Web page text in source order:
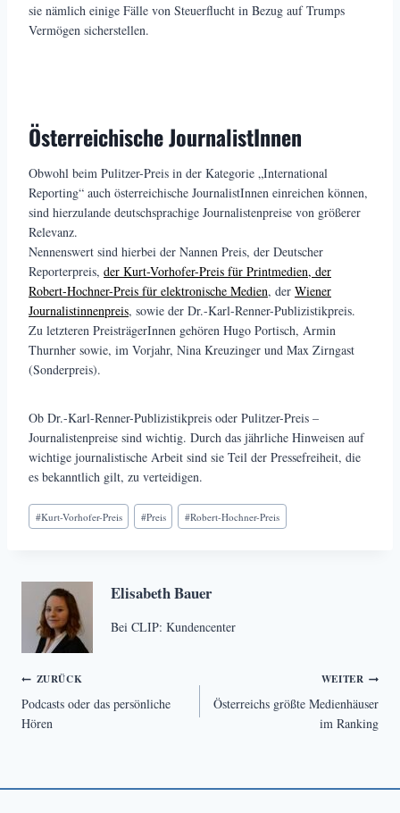
sie nämlich einige Fälle von Steuerflucht in Bezug auf Trumps
Vermögen sicherstellen.
Österreichische JournalistInnen
Obwohl beim Pulitzer-Preis in der Kategorie „International
Reporting“ auch österreichische JournalistInnen einreichen können,
sind hierzulande deutschsprachige Journalistenpreise von größerer
Relevanz.
Nennenswert sind hierbei der Nannen Preis, der Deutscher
Reporterpreis, der Kurt-Vorhofer-Preis für Printmedien, der
Robert-Hochner-Preis für elektronische Medien, der Wiener
Journalistinnenpreis, sowie der Dr.-Karl-Renner-Publizistikpreis.
Zu letzteren PreisträgerInnen gehören Hugo Portisch, Armin
Thurnher sowie, im Vorjahr, Nina Kreuzinger und Max Zirngast
(Sonderpreis).
Ob Dr.-Karl-Renner-Publizistikpreis oder Pulitzer-Preis –
Journalistenpreise sind wichtig. Durch das jährliche Hinweisen auf
wichtige journalistische Arbeit sind sie Teil der Pressefreiheit, die
es bekanntlich gilt, zu verteidigen.
Schlagworte:
#Kurt-Vorhofer-Preis #Preis #Robert-Hochner-Preis
Elisabeth Bauer
Bei CLIP: Kundencenter
Beitragsnavigation
ZURÜCK
Podcasts oder das persönliche
Hören
WEITER
Österreichs größte Medienhäuser
im Ranking